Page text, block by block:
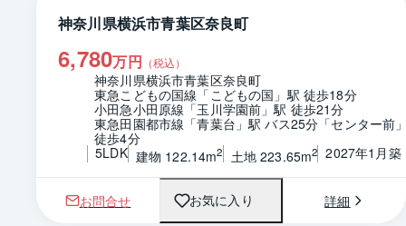
神奈川県横浜市青葉区奈良町
6,780万円 （税込）
神奈川県横浜市青葉区奈良町
東急こどもの国線「こどもの国」駅 徒歩18分
小田急小田原線「玉川学園前」駅 徒歩21分
東急田園都市線「青葉台」駅 バス25分「センター前
徒歩4分
5LDK 建物 122.14m2 土地 223.65m2 2027年1月築
お問合せ お気に入り 詳細
1 / 0 間取り